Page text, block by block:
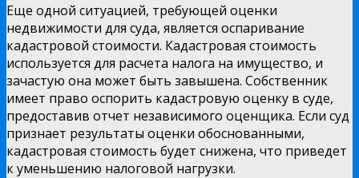
Еще одной ситуацией, требующей оценки
недвижимости для суда, является оспаривание
кадастровой стоимости. Кадастровая стоимость
используется для расчета налога на имущество, и
зачастую она может быть завышена. Собственник
имеет право оспорить кадастровую оценку в суде,
предоставив отчет независимого оценщика. Если суд
признает результаты оценки обоснованными,
кадастровая стоимость будет снижена, что приведет
к уменьшению налоговой нагрузки.